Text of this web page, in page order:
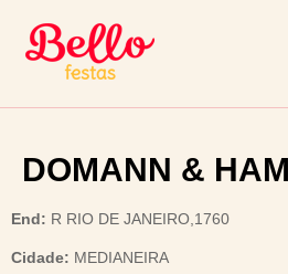
DOMANN &
End: R RIO DE JANEIRO,1760
Cidade: MEDIANEIRA